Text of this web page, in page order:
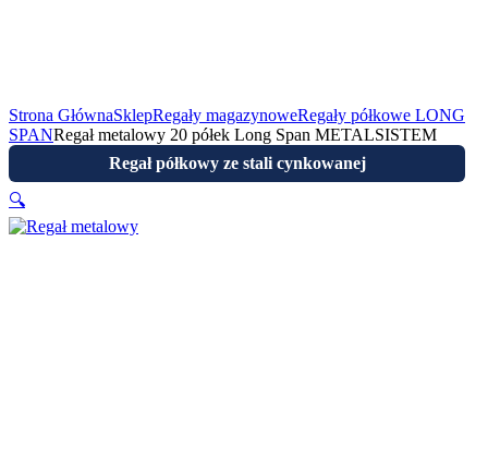
Strona GłównaSklepRegały magazynoweRegały półkowe LONG
SPANRegał metalowy 20 półek Long Span METALSISTEM
Regał półkowy ze stali cynkowanej
🔍